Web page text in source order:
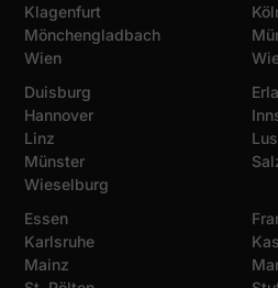
Klagenfurt
Mönchengladbach
Wien
Duisburg
Hannover
Linz
Münster
Wieselburg
Essen
Karlsruhe
Mainz